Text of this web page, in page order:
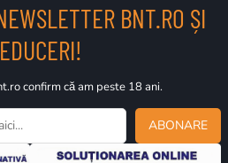
BNT.RO ȘI
confirm că am peste 18 ani.
ABONARE